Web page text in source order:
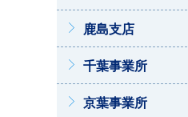
鹿島支店
千葉事業所
京葉事業所